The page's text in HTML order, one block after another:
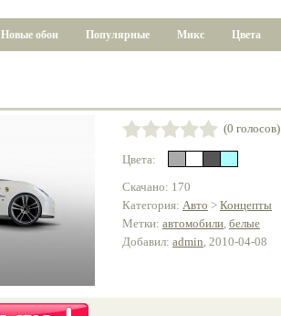
Новые обои Популярные Микс Цвета
(0 голосов)
Цвета:
Скачано: 170
Категория: Авто > Концепты
Метки: автомобили, белые
Добавил: admin, 2010-04-08